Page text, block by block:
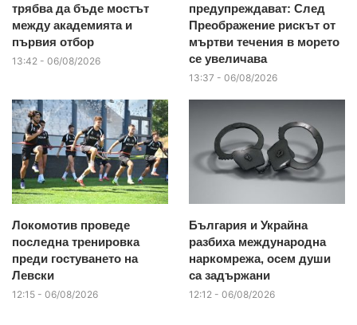
трябва да бъде мостът
между академията и
първия отбор
13:42 - 06/08/2026
предупреждават: След
Преображение рискът от
мъртви течения в морето
се увеличава
13:37 - 06/08/2026
Локомотив проведе
последна тренировка
преди гостуването на
Левски
12:15 - 06/08/2026
България и Украйна
разбиха международна
наркомрежа, осем души
са задържани
12:12 - 06/08/2026